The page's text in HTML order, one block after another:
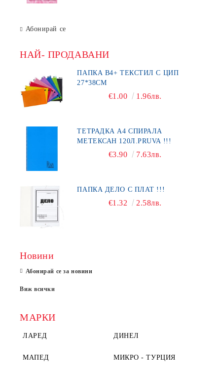
Абонирай се
НАЙ- ПРОДАВАНИ
ПАПКА В4+ ТЕКСТИЛ С ЦИП
27*38СМ
€1.00 1.96лв.
ТЕТРАДКА А4 СПИРАЛА
МЕТЕКСАН 120Л.PRUVA !!!
€3.90 7.63лв.
ПАПКА ДЕЛО С ПЛАТ !!!
€1.32 2.58лв.
Новини
Абонирай се за новини
Виж всички
МАРКИ
ЛАРЕД ДИНЕЛ
МАПЕД МИКРО - ТУРЦИЯ